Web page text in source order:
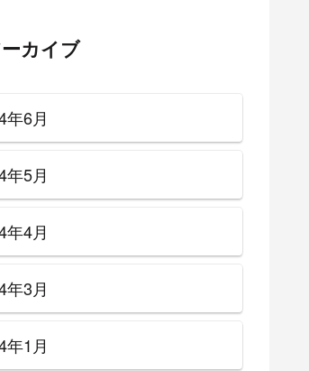
カイブ
年6月
年5月
年4月
年3月
年1月